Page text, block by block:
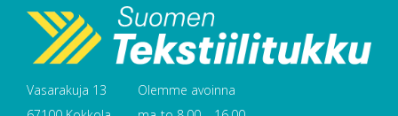
Vasarakuja 13
Olemme avoinna